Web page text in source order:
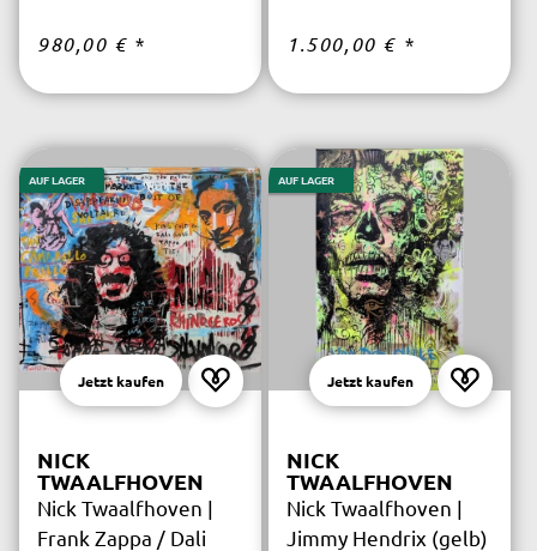
kostenfrei.
980,00 € *
kostenfrei.
1.500,00 € *
AUF LAGER
Jetzt kaufen
NICK
TWAALFHOVEN
Nick Twaalfhoven |
Frank Zappa / Dali
AUF LAGER
Jetzt kaufen
NICK
TWAALFHOVEN
Nick Twaalfhoven |
Jimmy Hendrix (gelb)